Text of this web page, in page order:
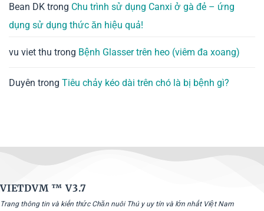
Bean DK trong Chu trình sử dụng Canxi ở gà đẻ – ứng
dụng sử dụng thức ăn hiệu quả!
vu viet thu trong Bệnh Glasser trên heo (viêm đa xoang)
Duyên trong Tiêu chảy kéo dài trên chó là bị bệnh gì?
VIETDVM ™V3.7
Trang thông tin và kiến thức Chăn nuôi Thú y uy tín và lớn nhất Việt Nam